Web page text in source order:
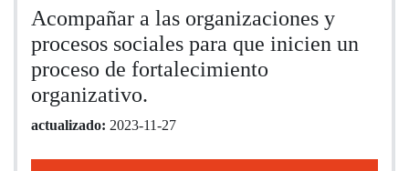
Acompañar a las organizaciones y
procesos sociales para que inicien un
proceso de fortalecimiento
organizativo.
actualizado: 2023-11-27